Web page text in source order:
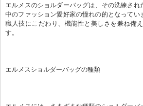
エルメスのショルダーバッグは、その洗練さ
中のファッション愛好家の憧れの的となって
職人技にこだわり、機能性と美しさを兼ね備
す。
エルメスショルダーバッグの種類